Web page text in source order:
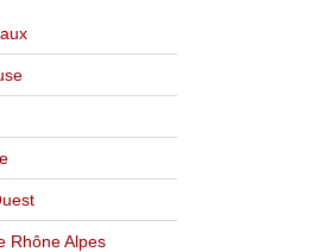
Rhône Alpes